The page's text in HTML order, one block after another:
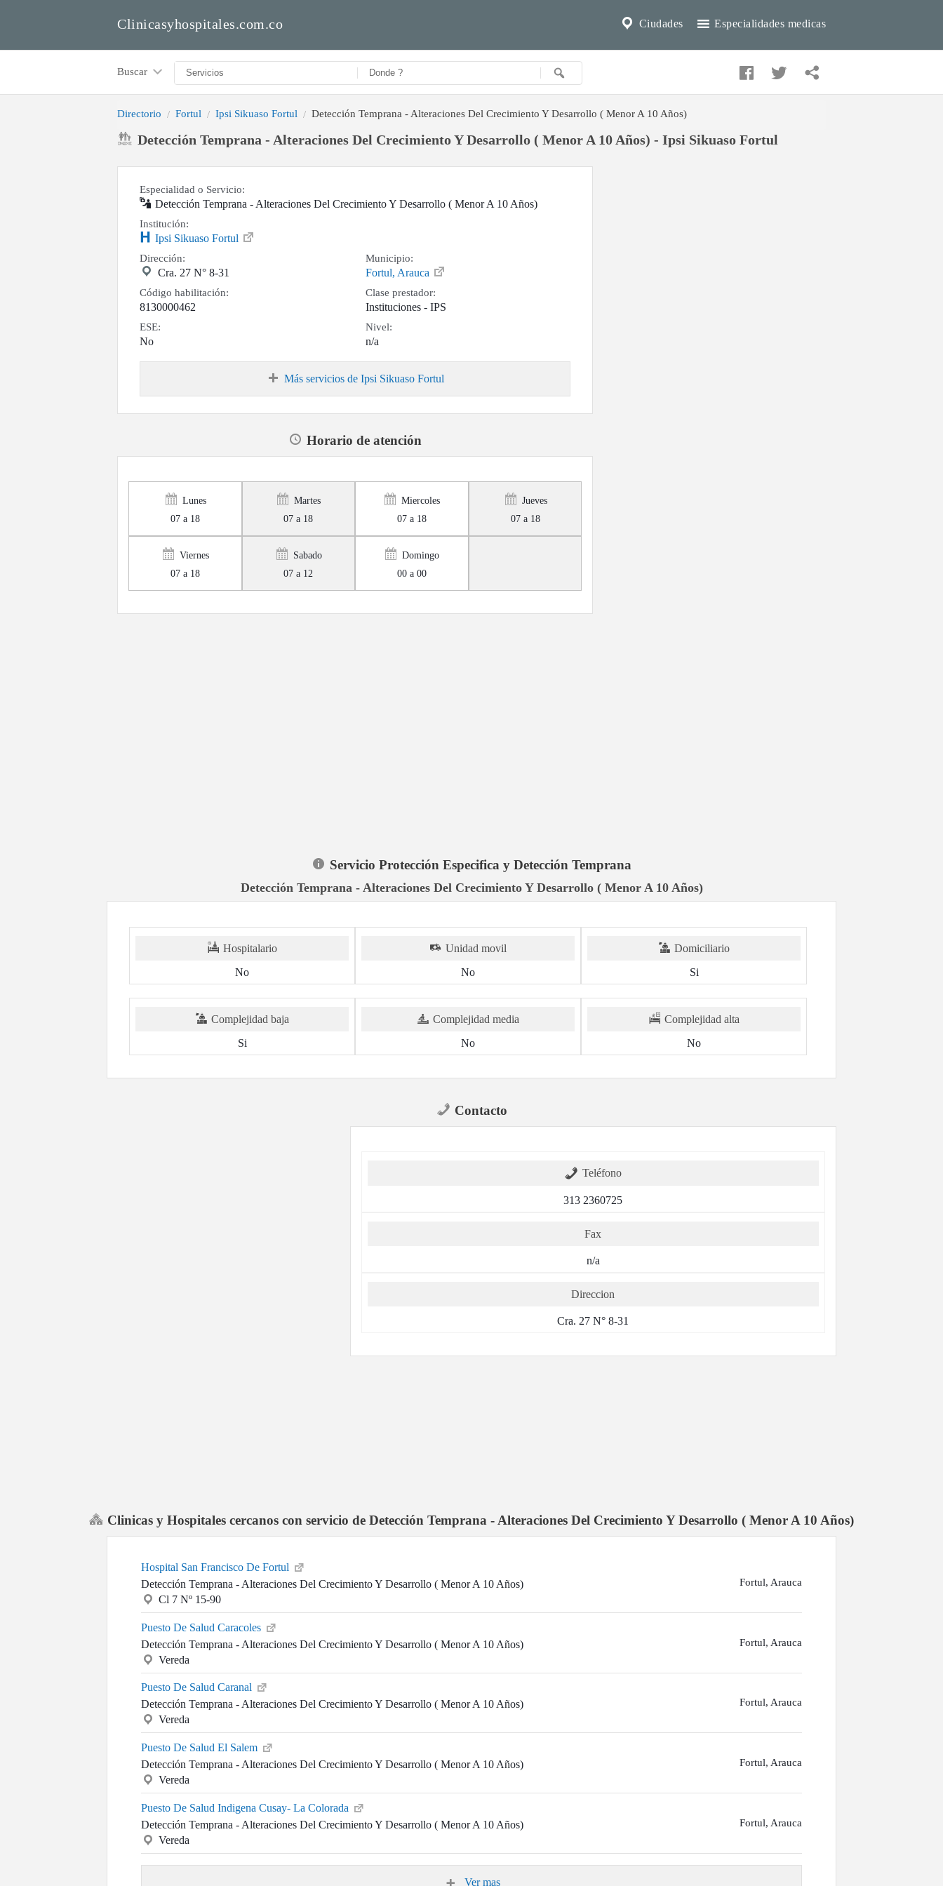
Especialidades medicas
Ciudades
Clinicasyhospitales.com.co
Buscar
Directorio Fortul Ipsi Sikuaso Fortul Detección Temprana - Alteraciones Del Crecimiento Y Desarrollo ( Menor A 10 Años)
Detección Temprana - Alteraciones Del Crecimiento Y Desarrollo ( Menor A 10 Años) - Ipsi Sikuaso Fortul
Especialidad o Servicio:
Detección Temprana - Alteraciones Del Crecimiento Y Desarrollo ( Menor A 10 Años)
Institución:
Ipsi Sikuaso Fortul
Dirección:
Cra. 27 N° 8-31
Código habilitación:
8130000462
ESE:
No
Municipio:
Fortul, Arauca
Clase prestador:
Instituciones - IPS
Nivel:
n/a
Más servicios de Ipsi Sikuaso Fortul
Horario de atención
Lunes
07 a 18
Martes
07 a 18
Miercoles
07 a 18
Jueves
07 a 18
Viernes
07 a 18
Sabado
07 a 12
Domingo
00 a 00
Servicio Protección Especifica y Detección Temprana
Detección Temprana - Alteraciones Del Crecimiento Y Desarrollo ( Menor A 10 Años)
Hospitalario
No
Unidad movil
No
Domiciliario
Si
Complejidad baja
Si
Complejidad media
No
Complejidad alta
No
Contacto
Teléfono
313 2360725
Fax
n/a
Direccion
Cra. 27 N° 8-31
Clinicas y Hospitales cercanos con servicio de Detección Temprana - Alteraciones Del Crecimiento Y Desarrollo ( Menor A 10 Años)
Hospital San Francisco De Fortul
Detección Temprana - Alteraciones Del Crecimiento Y Desarrollo ( Menor A 10 Años)
Fortul, Arauca
Cl 7 Nº 15-90
Puesto De Salud Caracoles
Detección Temprana - Alteraciones Del Crecimiento Y Desarrollo ( Menor A 10 Años)
Fortul, Arauca
Vereda
Puesto De Salud Caranal
Detección Temprana - Alteraciones Del Crecimiento Y Desarrollo ( Menor A 10 Años)
Fortul, Arauca
Vereda
Puesto De Salud El Salem
Detección Temprana - Alteraciones Del Crecimiento Y Desarrollo ( Menor A 10 Años)
Fortul, Arauca
Vereda
Puesto De Salud Indigena Cusay- La Colorada
Detección Temprana - Alteraciones Del Crecimiento Y Desarrollo ( Menor A 10 Años)
Fortul, Arauca
Vereda
Ver mas